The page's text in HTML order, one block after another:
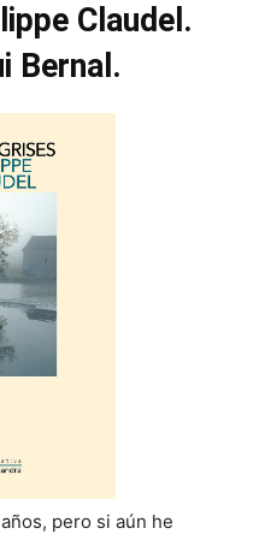
Claudel.
Bernal.
pero si aún he